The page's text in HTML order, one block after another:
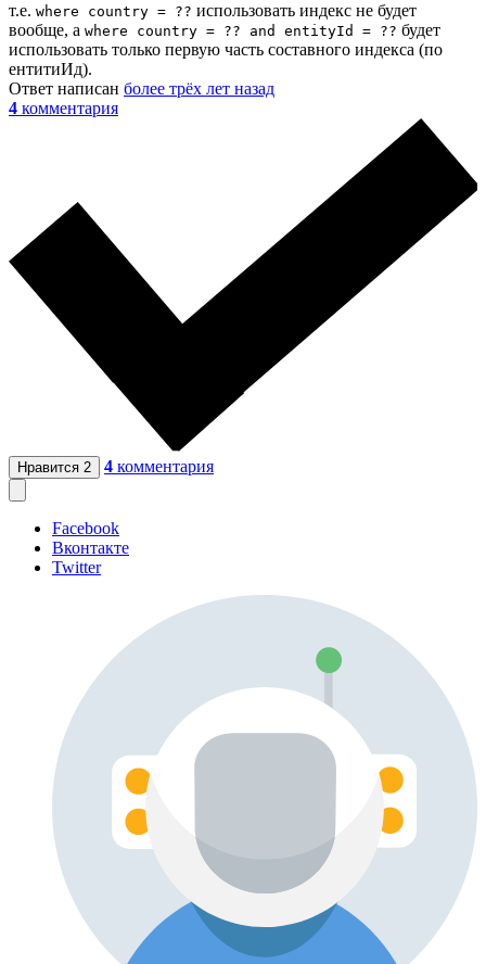
т.е. where country = ?? использовать индекс не будет
вообще, а where country = ?? and entityId = ?? будет
использовать только первую часть составного индекса (по
ентитиИд).
Ответ написан более трёх лет назад
4 комментария
Нравится 2 4 комментария
Facebook
Вконтакте
Twitter